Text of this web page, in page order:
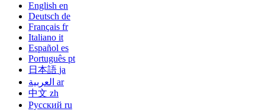
English en
Deutsch de
Français fr
Italiano it
Español es
Português pt
日本語 ja
ar
中文 zh
Русский ru